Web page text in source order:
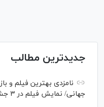
جدیدترین مطالب
جهانی/ نمایش فیلم در ۳ جشنواره دیگر